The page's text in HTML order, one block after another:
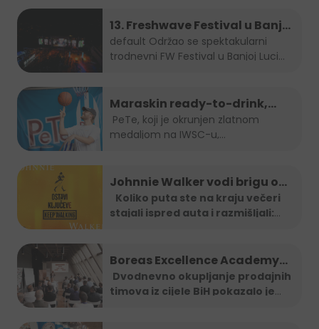
13. Freshwave Festival u Banjoj
Luci
default
trodnevni FW Festival u Banjoj Luci
Maraskin ready-to-drink,
dobro prepoznatljivi PeTe je
na Sarajevo Street Food
medaljom na IWSC-u,
Johnnie Walker vodi brigu o
tebi: Jeftiniji povratak kući
taxi vozilima širom BiH
Koliko puta ste na kraju večeri
stajali ispred auta i razmišljali:
Boreas Excellence Academy
2025
Dvodnevno okupljanje prodajnih
timova iz cijele BiH pokazalo je...